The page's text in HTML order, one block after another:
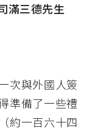
滿三德先生
次與外國人簽
準備了一些禮
約一百六十四